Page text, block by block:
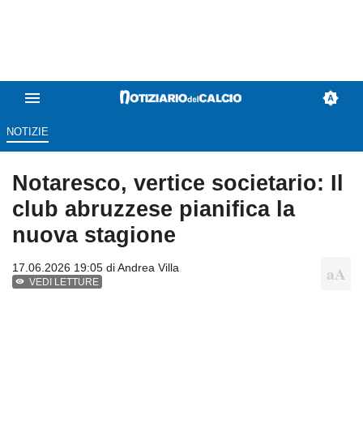
NOTIZIE
Notaresco, vertice societario: Il
club abruzzese pianifica la
nuova stagione
17.06.2026 19:05 diAndrea Villa
VEDI LETTURE